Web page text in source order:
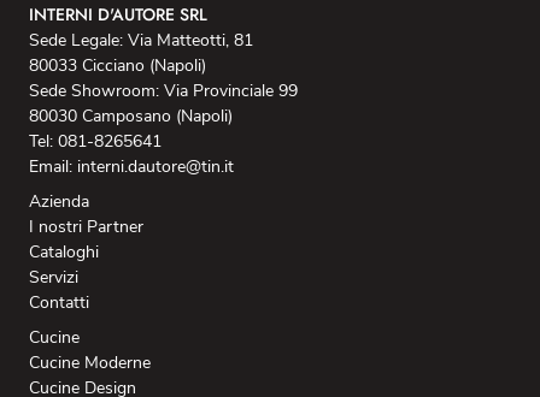
INTERNI D'AUTORE SRL
Sede Legale: Via Matteotti, 81
80033 Cicciano (Napoli)
Sede Showroom: Via Provinciale 99
80030 Camposano (Napoli)
Tel: 081-8265641
Email: interni.dautore@tin.it
Azienda
I nostri Partner
Cataloghi
Servizi
Contatti
Cucine
Cucine Moderne
Cucine Design